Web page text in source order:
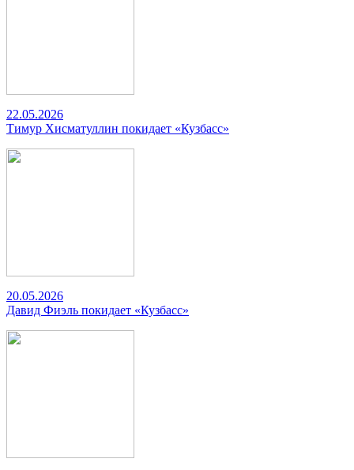
22.05.2026
Тимур Хисматуллин покидает «Кузбасс»
20.05.2026
Давид Фиэль покидает «Кузбасс»